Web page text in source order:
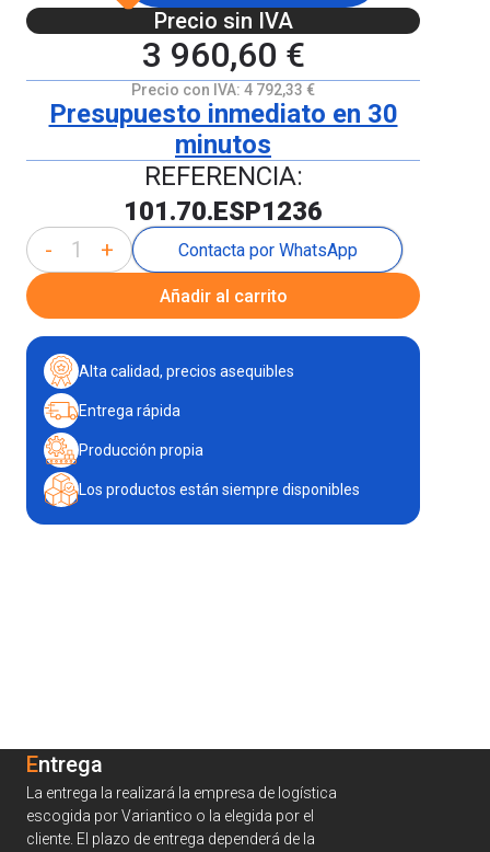
Precio sin IVA
3 960,60 €
Precio con IVA: 4 792,33 €
Presupuesto inmediato en 30
minutos
REFERENCIA:
101.70.ESP1236
- + Contacta por WhatsApp
Añadir al carrito
Alta calidad, precios asequibles
Entrega rápida
Producción propia
Los productos están siempre disponibles
Entrega
La entrega la realizará la empresa de logística
escogida por Variantico o la elegida por el
cliente. El plazo de entrega dependerá de la